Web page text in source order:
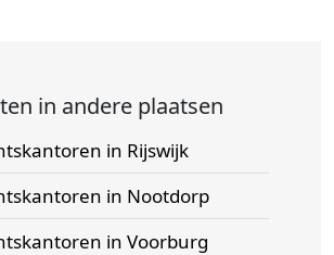
in andere plaatsen
in Rijswijk
in Nootdorp
in Voorburg